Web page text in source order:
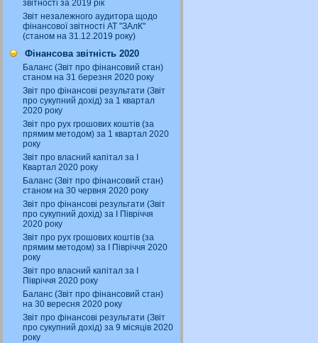
звітності за 2019 рік
Звіт незалежного аудитора щодо
фінансової звітності АТ "ЗАлК"
(станом на 31.12.2019 року)
Фінансова звітність 2020
Баланс (Звіт про фінансовий стан)
станом на 31 березня 2020 року
Звіт про фінансові результати (Звіт
про сукупний дохід) за 1 квартал
2020 року
Звіт про рух грошових коштів (за
прямим методом) за 1 квартал 2020
року
Звіт про власний капітал за І
Квартал 2020 року
Баланс (Звіт про фінансовий стан)
станом на 30 червня 2020 року
Звіт про фінансові результати (Звіт
про сукупний дохід) за І Півріччя
2020 року
Звіт про рух грошових коштів (за
прямим методом) за І Півріччя 2020
року
Звіт про власний капітал за І
Півріччя 2020 року
Баланс (Звіт про фінансовий стан)
на 30 вересня 2020 року
Звіт про фінансові результати (Звіт
про сукупний дохід) за 9 місяців 2020
року